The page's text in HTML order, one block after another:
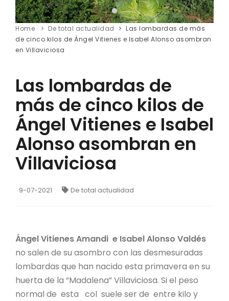
Home De total actualidad
Las lombardas de más
de cinco kilos de Ángel Vitienes e Isabel Alonso asombran
en Villaviciosa
Las lombardas de
más de cinco kilos de
Ángel Vitienes e Isabel
Alonso asombran en
Villaviciosa
9-07-2021 De total actualidad
Ángel Vitienes Amandi e Isabel Alonso Valdés
no salen de su asombro con las desmesuradas
lombardas que han nacido esta primavera en su
huerta de la “Madalena” Villaviciosa. Si el peso
normal de esta col suele ser de entre kilo y